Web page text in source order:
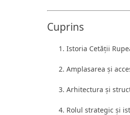
Cuprins
Istoria Cetății
Amplasarea și
Arhitectura și
Rolul strategic și